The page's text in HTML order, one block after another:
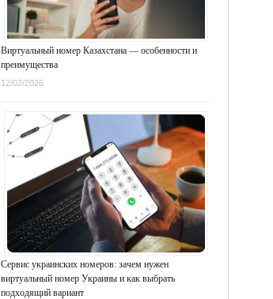
Виртуальный номер Казахстана — особенности и
преимущества
12/02/2026
Сервис украинских номеров: зачем нужен
виртуальный номер Украины и как выбрать
подходящий вариант